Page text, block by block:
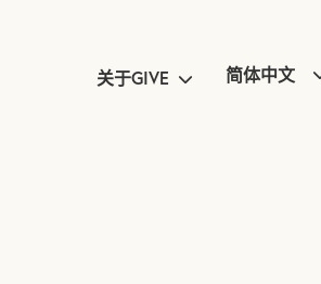
关于GIVE 简体中文